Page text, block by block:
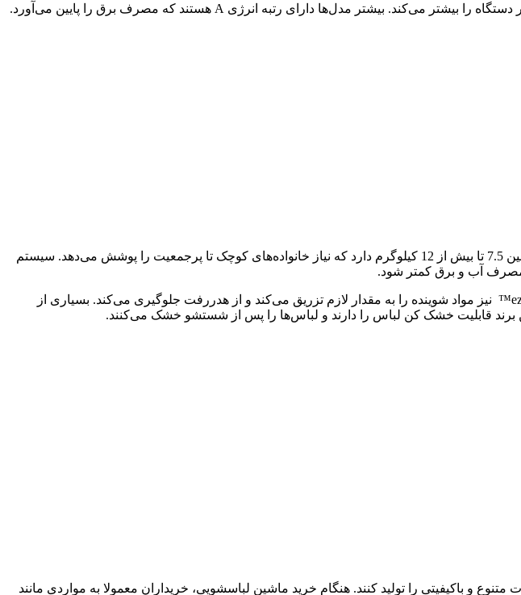
فناوری مشابه موتور دایرکت درایو در این مدل‌ها استفاده شده است که لرزش و صدا را کاهش می‌دهد و عمر دستگاه را بیشتر می‌کند. بیشتر مدل‌ها دارای رتبه انرژی A هستند که مصرف برق را پایین می‌آورد.
ماشین‌های لباسشویی LG به کیفیت ساخت بالا و فناوری‌های نوآورانه معروف‌ هستند. این برند ظرفیت‌هایی بین 7.5 تا بیش از 12 کیلوگرم دارد که نیاز خانواده‌های کوچک تا پرجمعیت را پوشش می‌دهد. سیستم
فناوری TurboWash™360° با پاشش چهار جهته آب، شستشو را سریع و کامل انجام می‌دهد. قابلیت ezDispense™ نیز مواد شوینده را به مقدار لازم تزریق می‌کند و از هدررفت جلوگیری می‌کند. بسیاری از
برند قابلیت خشک کن لباس را دارند و لباس‌ها را پس از شستشو خشک می‌کنند.
و باکیفیتی را تولید کنند. هنگام خرید ماشین لباسشویی، خریداران معمولا به مواردی مانند